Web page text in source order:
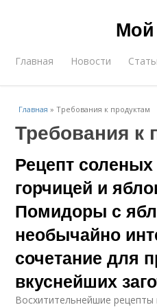
Мой
Главная Новости
Главная »Требования к продуктам
Требования к
Рецепт
горчицей и
Помидоры с
необычайно
сочетание для
вкуснейших
Восхитительнейшие